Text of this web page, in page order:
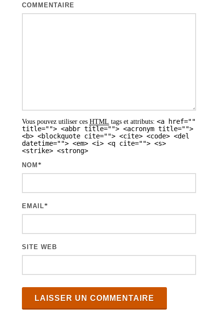
COMMENTAIRE
Vous pouvez utiliser ces HTML tags et attributs: <a href=""
title=""> <abbr title=""> <acronym title="">
<b> <blockquote cite=""> <cite> <code> <del
datetime=""> <em> <i> <q cite=""> <s>
<strike> <strong>
NOM *
EMAIL*
SITE WEB